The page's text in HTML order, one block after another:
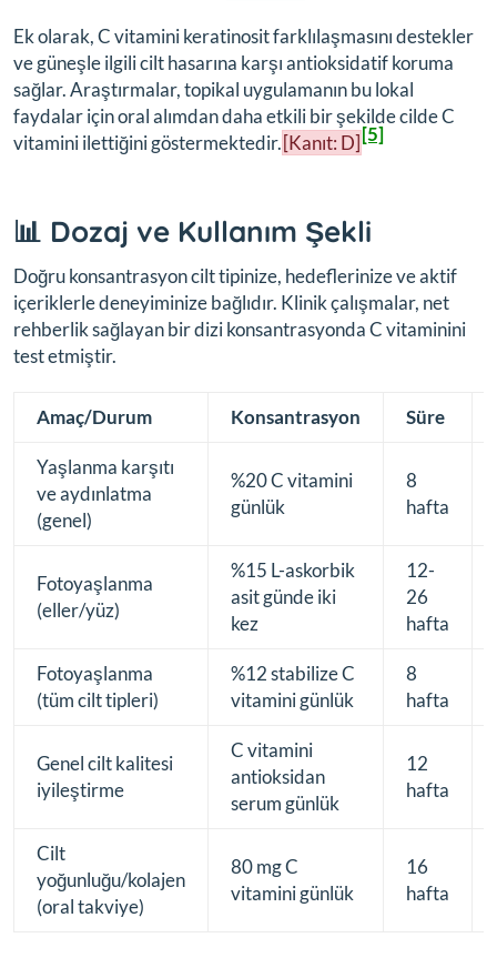
Ek olarak, C vitamini keratinosit farklılaşmasını destekler
ve güneşle ilgili cilt hasarına karşı antioksidatif koruma
sağlar. Araştırmalar, topikal uygulamanın bu lokal
faydalar için oral alımdan daha etkili bir şekilde cilde C
vitamini ilettiğini göstermektedir.[Kanıt: D][5]
📊 Dozaj ve Kullanım Şekli
Doğru konsantrasyon cilt tipinize, hedeflerinize ve aktif
içeriklerle deneyiminize bağlıdır. Klinik çalışmalar, net
rehberlik sağlayan bir dizi konsantrasyonda C vitaminini
test etmiştir.
Amaç/Durum Konsantrasyon Süre
Yaşlanma karşıtı
ve aydınlatma
(genel)
%20 C vitamini
günlük
8
hafta
Fotoyaşlanma
(eller/yüz)
%15 L-askorbik
asit günde iki
kez
12-
26
hafta
Fotoyaşlanma
(tüm cilt tipleri)
%12 stabilize C
vitamini günlük
8
hafta
Genel cilt kalitesi
iyileştirme
C vitamini
antioksidan
serum günlük
12
hafta
Cilt
yoğunluğu/kolajen
(oral takviye)
80 mg C
vitamini günlük
16
hafta